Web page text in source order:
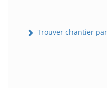
Trouver chantier